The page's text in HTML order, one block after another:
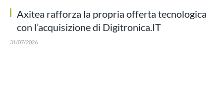
Axitea rafforza la propria offerta tecnologica
con l’acquisizione di Digitronica.IT
31/07/2026